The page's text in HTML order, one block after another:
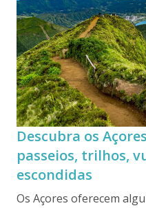
gastronómicas e
Descubra os
passeios, trilhos,
escondidas
Os Açores oferecem